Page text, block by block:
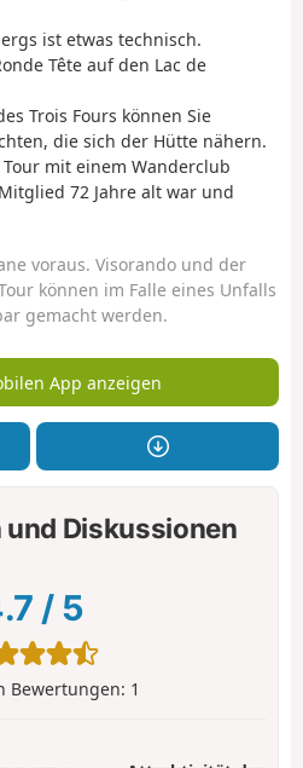
ist etwas technisch.
Tête auf den Lac de
Trois Fours können Sie
die sich der Hütte nähern.
mit einem Wanderclub
72 Jahre alt war und
voraus. Visorando und der
können im Falle eines Unfalls
gemacht werden.
App anzeigen
Diskussionen
/ 5
Bewertungen: 1